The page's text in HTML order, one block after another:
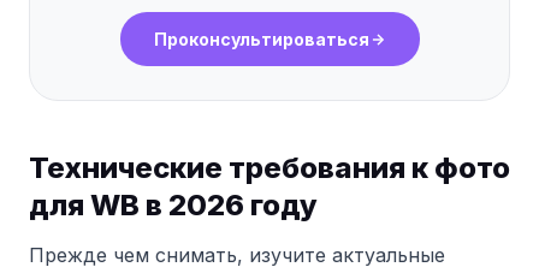
Проконсультироваться
Технические требования к фото
для WB в 2026 году
Прежде чем снимать, изучите актуальные